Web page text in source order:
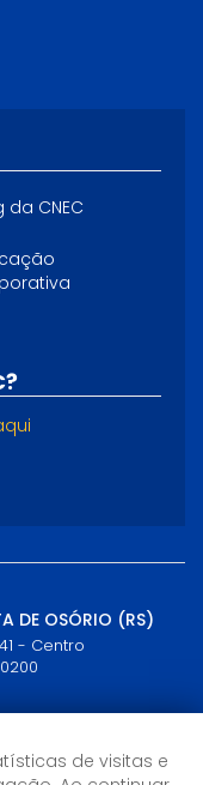
da CNEC
DE OSÓRIO (RS)
- Centro
de visitas e